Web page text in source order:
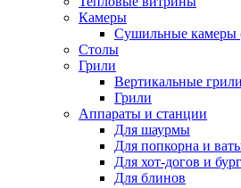
Камеры
Сушильные камеры
Столы
Грили
Вертикальные грили
Грили
Аппараты и станции
Для шаурмы
Для попкорна и
Для хот-догов и
Для блинов